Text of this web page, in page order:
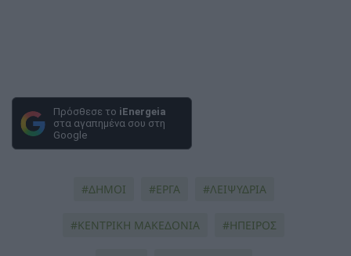
Πρόσθεσε το iEnergeia
στα αγαπημένα σου στη
Google
ΔΉΜΟΙ ΕΡΓΑ ΛΕΙΨΥΔΡΙΑ
ΚΕΝΤΡΙΚΗ ΜΑΚΕΔΟΝΙΑ ΗΠΕΙΡΟΣ